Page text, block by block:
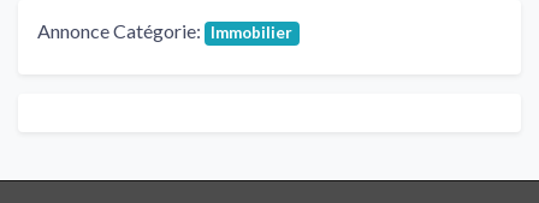
Annonce Catégorie: Immobilier